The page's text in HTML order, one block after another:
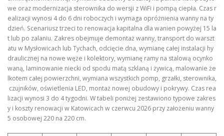
we oraz modernizacja sterownika do wersji z WiFi i pompą ciepła. Czas r
ealizacji wynosi 4 do 6 dni roboczych i wymaga opróżnienia wanny na ty
dzień. Scenariusz trzeci to renowacja kapitalna dla wanien powyżej 15 la
t lub po zalaniu. Zakres obejmuje demontaż wanny, transport do warszt
atu w Mysłowicach lub Tychach, odcięcie dna, wymianę całej instalacji hy
draulicznej na nowe węże i kolektory, wymianę ramy na stalową ocynko
waną, laminowanie niecki od spodu matą szklaną i żywicą, malowanie że
lkotem całej powierzchni, wymiana wszystkich pomp, grzałki, sterownika,
czujników, oświetlenia LED, montaż nowej obudowy i pokrywy. Czas rea
lizacji wynosi 3 do 4 tygodni. W tabeli poniżej zestawiono typowe zakres
y i koszty renowacji w Katowicach w czerwcu 2026 przy założeniu wanny
5 osobowej 220 na 220 cm.